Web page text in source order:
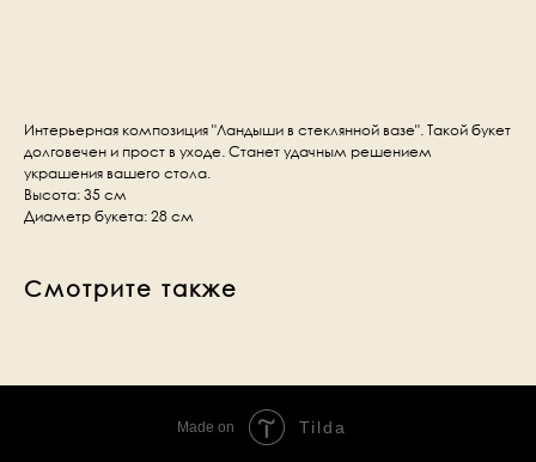
Интерьерная композиция "Ландыши в стеклянной вазе". Такой букет
долговечен и прост в уходе. Станет удачным решением
украшения вашего стола.
Высота: 35 см
Диаметр букета: 28 см
Смотрите также
Made on Tilda